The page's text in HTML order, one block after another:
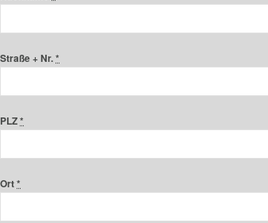
Straße + Nr.*
PLZ*
Ort*